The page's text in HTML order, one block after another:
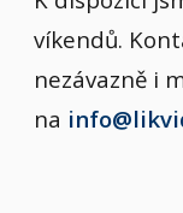
víkendů.
nezávazně i
na